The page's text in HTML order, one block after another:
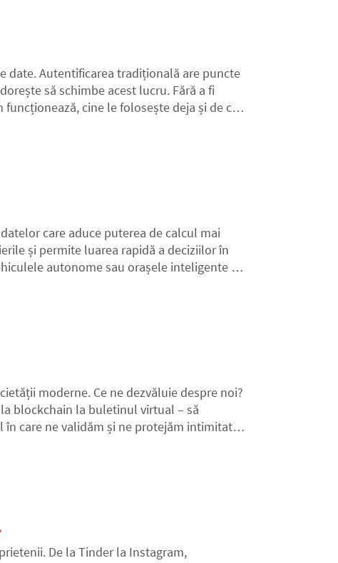
date. Autentificarea tradițională are puncte
să schimbe acest lucru. Fără a fi
cine le folosește deja și de ce
care aduce puterea de calcul mai
și permite luarea rapidă a deciziilor în
autonome sau orașele inteligente și
moderne. Ce ne dezvăluie despre noi?
blockchain la buletinul virtual – să
care ne validăm și ne protejăm intimitatea
De la Tinder la Instagram,